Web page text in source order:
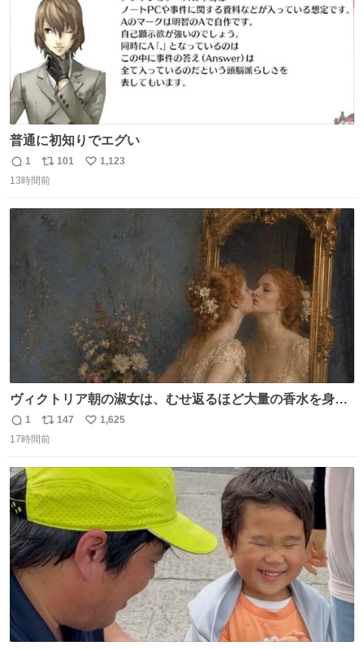
普通に初知りでエグい
返
信
1
リ
ポ
ト
101
い
1,123
13時間前
ヴィクトリア朝の淑女は、むせ返るほど大量の香水を身に
つけるものではないとされていた。それでも香水は、髪や
肌の手入れと同じくらい、ヴィクトリア朝の女性達の美容
が知る香水よりも単純な組成で、その大部分は薔薇、菫、
ベルガモット、
返
信
1
リ
ポ
ト
数
147
い
数
1,625
17時間前